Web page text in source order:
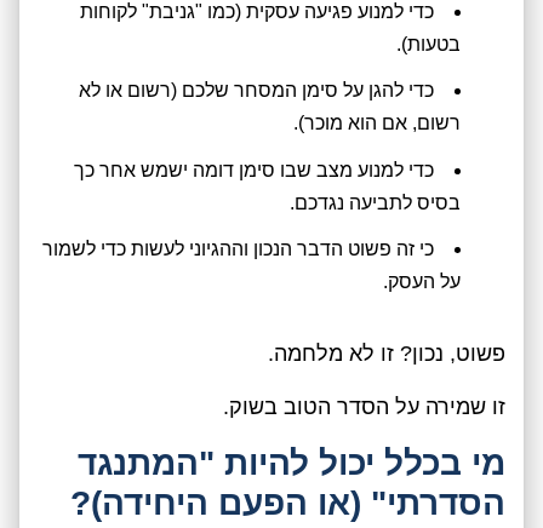
כדי למנוע פגיעה עסקית (כמו "גניבת" לקוחות
בטעות).
כדי להגן על סימן המסחר שלכם (רשום או לא
רשום, אם הוא מוכר).
כדי למנוע מצב שבו סימן דומה ישמש אחר כך
בסיס לתביעה נגדכם.
כי זה פשוט הדבר הנכון וההגיוני לעשות כדי לשמור
על העסק.
פשוט, נכון? זו לא מלחמה.
זו שמירה על הסדר הטוב בשוק.
מי בכלל יכול להיות "המתנגד
הסדרתי" (או הפעם היחידה)?